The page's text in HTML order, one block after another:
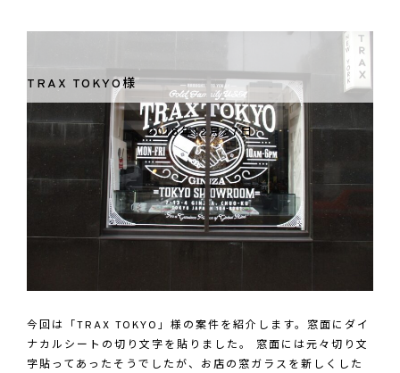
ユ
モ
リ
ー
ジ
タ
TRAX TOKYO様
2018年12月27日
今回は「TRAX TOKYO」様の案件を紹介します。窓面にダイ
ナカルシートの切り文字を貼りました。 窓面には元々切り文
字貼ってあったそうでしたが、お店の窓ガラスを新しくした